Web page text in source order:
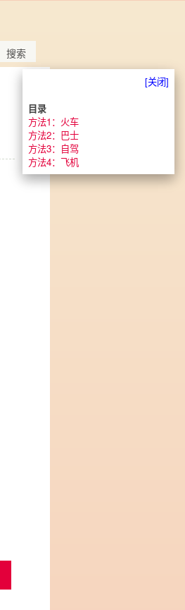
搜索
[关闭]
目录
方法1：火车
方法2：巴士
方法3：自驾
方法4：飞机